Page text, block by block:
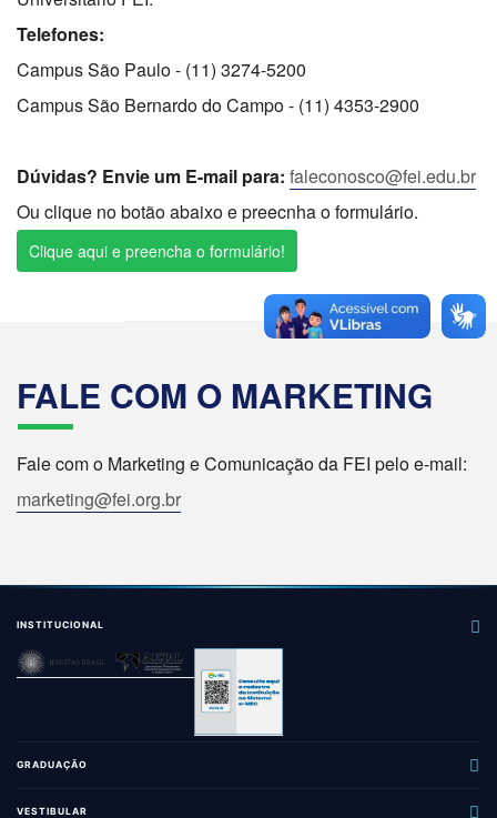
Telefones:
Campus São Paulo - (11) 3274-5200
Campus São Bernardo do Campo - (11) 4353-2900
Dúvidas? Envie um E-mail para: faleconosco@fei.edu.br
Ou clique no botão abaixo e preecnha o formulário.
Clique aqui e preencha o formulário!
FALE COM O MARKETING
Fale com o Marketing e Comunicação da FEI pelo e-mail:
marketing@fei.org.br
INSTITUCIONAL
GRADUAÇÃO
VESTIBULAR